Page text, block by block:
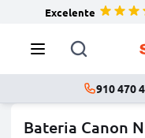
Excelente
910 470
Bateria Canon